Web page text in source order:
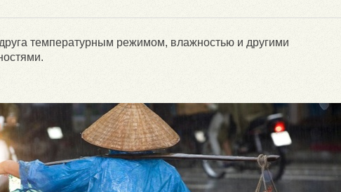
температурным режимом, влажностью и другими